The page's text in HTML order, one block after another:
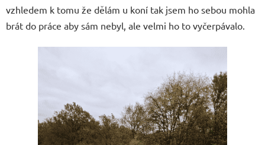
vzhledem k tomu že dělám u koní tak jsem ho sebou mohla
brát do práce aby sám nebyl, ale velmi ho to vyčerpávalo.